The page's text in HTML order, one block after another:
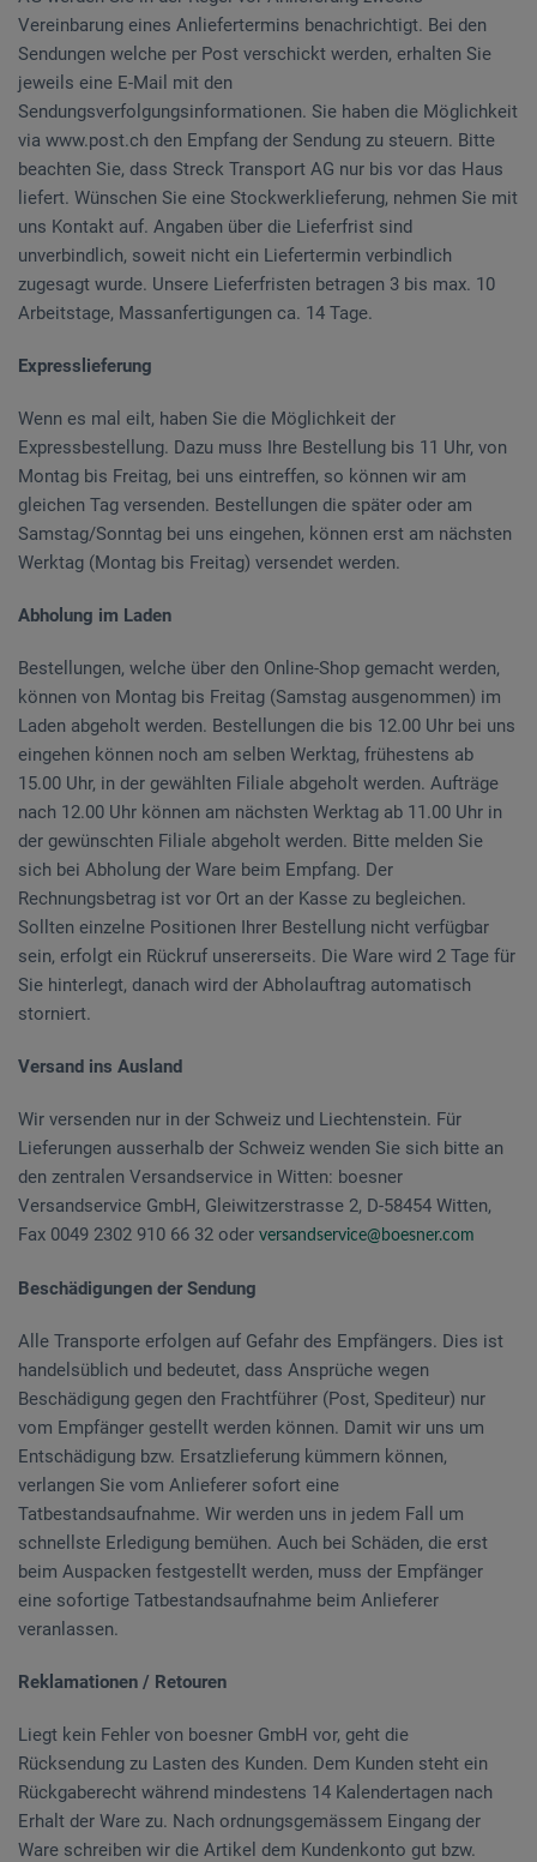
Vereinbarung eines Anliefertermins benachrichtigt. Bei den
Sendungen welche per Post verschickt werden, erhalten Sie
jeweils eine E-Mail mit den
Sendungsverfolgungsinformationen. Sie haben die Möglichkeit
via www.post.ch den Empfang der Sendung zu steuern. Bitte
beachten Sie, dass Streck Transport AG nur bis vor das Haus
liefert. Wünschen Sie eine Stockwerklieferung, nehmen Sie mit
uns Kontakt auf. Angaben über die Lieferfrist sind
unverbindlich, soweit nicht ein Liefertermin verbindlich
zugesagt wurde. Unsere Lieferfristen betragen 3 bis max. 10
Arbeitstage, Massanfertigungen ca. 14 Tage.
Expresslieferung
Wenn es mal eilt, haben Sie die Möglichkeit der
Expressbestellung. Dazu muss Ihre Bestellung bis 11 Uhr, von
Montag bis Freitag, bei uns eintreffen, so können wir am
gleichen Tag versenden. Bestellungen die später oder am
Samstag/Sonntag bei uns eingehen, können erst am nächsten
Werktag (Montag bis Freitag) versendet werden.
Abholung im Laden
Bestellungen, welche über den Online-Shop gemacht werden,
können von Montag bis Freitag (Samstag ausgenommen) im
Laden abgeholt werden. Bestellungen die bis 12.00 Uhr bei uns
eingehen können noch am selben Werktag, frühestens ab
15.00 Uhr, in der gewählten Filiale abgeholt werden. Aufträge
nach 12.00 Uhr können am nächsten Werktag ab 11.00 Uhr in
der gewünschten Filiale abgeholt werden. Bitte melden Sie
sich bei Abholung der Ware beim Empfang. Der
Rechnungsbetrag ist vor Ort an der Kasse zu begleichen.
Sollten einzelne Positionen Ihrer Bestellung nicht verfügbar
sein, erfolgt ein Rückruf unsererseits. Die Ware wird 2 Tage für
Sie hinterlegt, danach wird der Abholauftrag automatisch
storniert.
Versand ins Ausland
Wir versenden nur in der Schweiz und Liechtenstein. Für
Lieferungen ausserhalb der Schweiz wenden Sie sich bitte an
den zentralen Versandservice in Witten: boesner
Versandservice GmbH, Gleiwitzerstrasse 2, D-58454 Witten,
Fax 0049 2302 910 66 32 oder versandservice@boesner.com
Beschädigungen der Sendung
Alle Transporte erfolgen auf Gefahr des Empfängers. Dies ist
handelsüblich und bedeutet, dass Ansprüche wegen
Beschädigung gegen den Frachtführer (Post, Spediteur) nur
vom Empfänger gestellt werden können. Damit wir uns um
Entschädigung bzw. Ersatzlieferung kümmern können,
verlangen Sie vom Anlieferer sofort eine
Tatbestandsaufnahme. Wir werden uns in jedem Fall um
schnellste Erledigung bemühen. Auch bei Schäden, die erst
beim Auspacken festgestellt werden, muss der Empfänger
eine sofortige Tatbestandsaufnahme beim Anlieferer
veranlassen.
Reklamationen / Retouren
Liegt kein Fehler von boesner GmbH vor, geht die
Rücksendung zu Lasten des Kunden. Dem Kunden steht ein
Rückgaberecht während mindestens 14 Kalendertagen nach
Erhalt der Ware zu. Nach ordnungsgemässem Eingang der
Ware schreiben wir die Artikel dem Kundenkonto gut bzw.